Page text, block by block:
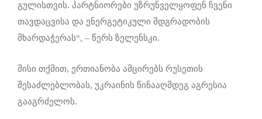
გულისთვის. პარტნიორები უზრუნველყოფენ ჩვენი
თავდაცვისა და ენერგეტიკული მდგრადობის
მხარდაჭერას“, – წერს ზელენსკი.
მისი თქმით, ერთიანობა ამცირებს რუსეთის
შესაძლებლობას, უკრაინის წინააღმდეგ აგრესია
გააგრძელოს.